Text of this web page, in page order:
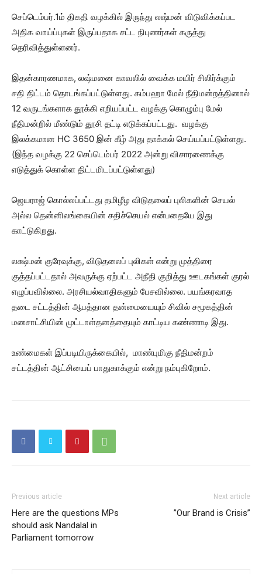
செப்டெம்பர்.1ம் திகதி வழக்கில் இருந்து லஷ்மன் விடுவிக்கப்பட
அதிக வாய்ப்புகள் இருப்பதாக சட்ட நிபுணர்கள் கருத்து
தெரிவித்துள்ளனர்.
இதன்காரணமாக, லஷ்மனை காவலில் வைக்க மயிர் சிலிர்க்கும்
சதி திட்டம் தொடங்கப்பட்டுள்ளது. கம்பஹா மேல் நீதிமன்றத்தினால்
12 வருடங்களாக தூக்கி எறியப்பட்ட வழக்கு கொழும்பு மேல்
நீதிமன்றில் மீண்டும் தூசி தட்டி எடுக்கப்பட்டது. வழக்கு
இலக்கமான HC 3650 இன் கீழ் அது தாக்கல் செய்யப்பட்டுள்ளது.
(இந்த வழக்கு 22 செப்டெம்பர் 2022 அன்று விசாரணைக்கு
எடுத்துக் கொள்ள திட்டமிடப்பட்டுள்ளது)
ஜெயராஜ் கொல்லப்பட்டது தமிழீழ விடுதலைப் புலிகளின் செயல்
அல்ல தென்னிலங்கையின் சதிச்செயல் என்பதையே இது
காட்டுகிறது.
லக்ஷ்மன் குரேவுக்கு, விடுதலைப் புலிகள் என்று முத்திரை
குத்தப்பட்டதால் அவருக்கு ஏற்பட்ட அநீதி குறித்து ஊடகங்கள் குரல்
எழுப்பவில்லை. அரசியல்வாதிகளும் பேசவில்லை. பயங்கரவாத
தடை சட்டத்தின் ஆபத்தான தன்மையையும் சிவில் சமூகத்தின்
மனசாட்சியின் முட்டாள்தனத்தையும் காட்டிய கண்ணாடி இது.
உண்மைகள் இப்படியிருக்கையில், மாண்புமிகு நீதிமன்றம்
சட்டத்தின் ஆட்சியைப் பாதுகாக்கும் என்று நம்புகிறோம்.
Previous article
Here are the questions MPs
should ask Nandalal in
Parliament tomorrow
Next article
”Our Brand is Crisis”